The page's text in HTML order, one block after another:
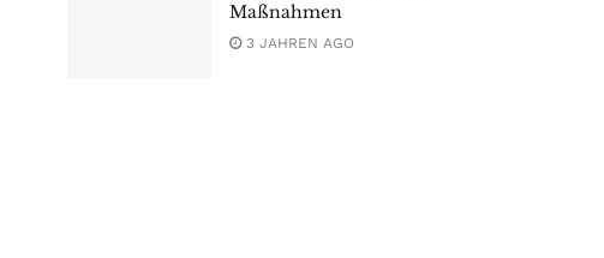
Maßnahmen
3 JAHREN AGO